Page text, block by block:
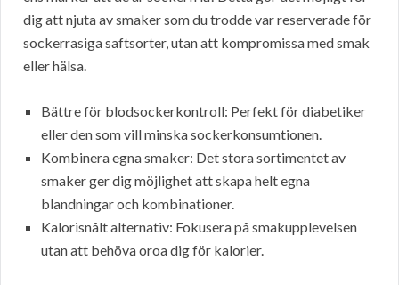
dig att njuta av smaker som du trodde var reserverade för
sockerrasiga saftsorter, utan att kompromissa med smak
eller hälsa.
Bättre för blodsockerkontroll: Perfekt för diabetiker
eller den som vill minska sockerkonsumtionen.
Kombinera egna smaker: Det stora sortimentet av
smaker ger dig möjlighet att skapa helt egna
blandningar och kombinationer.
Kalorisnålt alternativ: Fokusera på smakupplevelsen
utan att behöva oroa dig för kalorier.